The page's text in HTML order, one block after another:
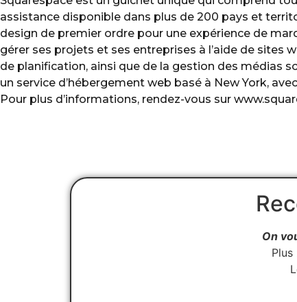
assistance disponible dans plus de 200 pays et
design de premier ordre pour une expérience de
gérer ses projets et ses entreprises à l’aide de sites
de planification, ainsi que de la gestion des médias
un service d’hébergement web basé à New York,
Pour plus d’informations, rendez-vous sur
On